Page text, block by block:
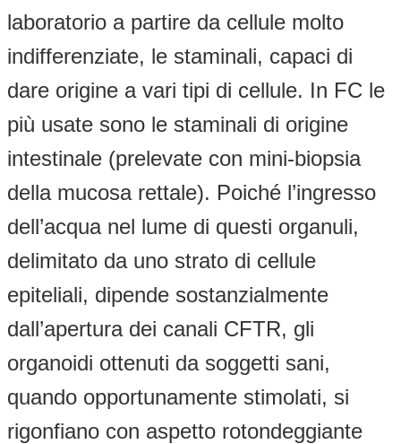
laboratorio a partire da cellule molto
indifferenziate, le staminali, capaci di
dare origine a vari tipi di cellule. In FC le
più usate sono le staminali di origine
intestinale (prelevate con mini-biopsia
della mucosa rettale). Poiché l’ingresso
dell’acqua nel lume di questi organuli,
delimitato da uno strato di cellule
epiteliali, dipende sostanzialmente
dall’apertura dei canali CFTR, gli
organoidi ottenuti da soggetti sani,
quando opportunamente stimolati, si
rigonfiano con aspetto rotondeggiante